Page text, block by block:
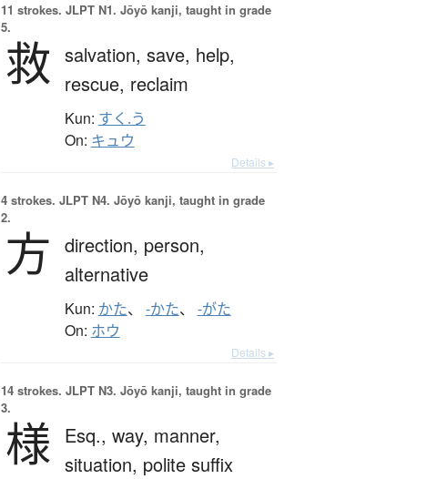
11 strokes. JLPT N1. Jōyō kanji, taught in grade
5.
救 salvation, save, help,
rescue, reclaim
Kun: すく.う
On: キュウ
Details ▸
4 strokes. JLPT N4. Jōyō kanji, taught in grade
2.
方 direction, person,
alternative
Kun: かた、 -かた、 -がた
On: ホウ
Details ▸
14 strokes. JLPT N3. Jōyō kanji, taught in grade
3.
様 Esq., way, manner,
situation, polite suffix